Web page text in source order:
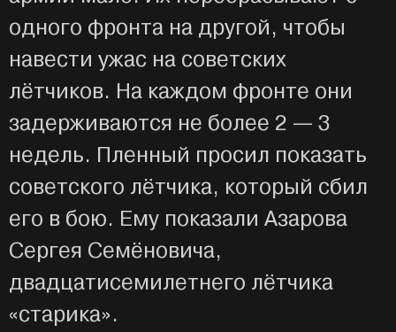
одного фронта на другой, чтобы
навести ужас на советских
лётчиков. На каждом фронте они
задерживаются не более 2 — 3
недель. Пленный просил показать
советского лётчика, который сбил
его в бою. Ему показали Азарова
Сергея Семёновича,
двадцатисемилетнего лётчика
«старика».